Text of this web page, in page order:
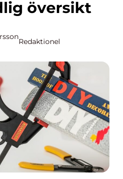
översikt
Redaktionel